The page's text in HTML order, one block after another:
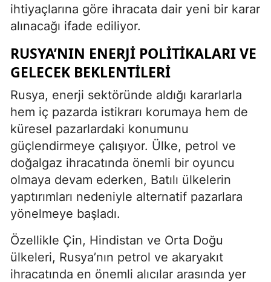
ihtiyaçlarına göre ihracata dair yeni bir karar
alınacağı ifade ediliyor.
RUSYA’NIN ENERJI POLITIKALARI VE
GELECEK BEKLENTILERI
Rusya, enerji sektöründe aldığı kararlarla
hem iç pazarda istikrarı korumaya hem de
küresel pazarlardaki konumunu
güçlendirmeye çalışıyor. Ülke, petrol ve
doğalgaz ihracatında önemli bir oyuncu
olmaya devam ederken, Batılı ülkelerin
yaptırımları nedeniyle alternatif pazarlara
yönelmeye başladı.
Özellikle Çin, Hindistan ve Orta Doğu
ülkeleri, Rusya’nın petrol ve akaryakıt
ihracatında en önemli alıcılar arasında yer